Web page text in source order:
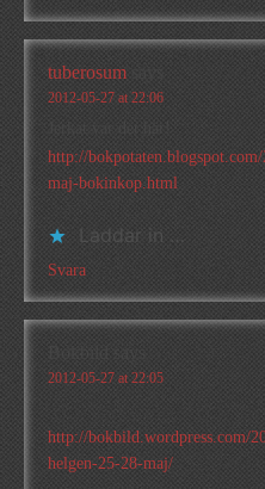
tuberosum
2012-05-27 at 22:06
http://
maj-bokinkop.html
Laddar in …
Svara
2012-05-27 at 22:05
http://bokbild.wordpress.com/
helgen-25-28-maj/